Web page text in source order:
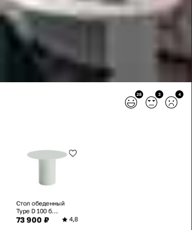
28 3 4
Стол обеденный
Type D 100 б...
73 900 ₽ 4,8